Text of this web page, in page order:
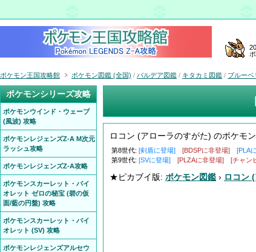
ロコン (アローラのすがた) のポケモ
第8世代: [剣盾に登場] [BDSPに非登場]
[PLA
第9世代: [SVに登場] [PLZAに非登場] [チャン
★ピカブイ版: ポケモン図鑑 › ロコン
ポケモン王国攻略館 ポケモン図鑑 (全国) / パルデア図鑑 / キタカミ図鑑 / ブルーベ
ポケモンシリーズ攻略
ポケモンウインド・ウェーブ
(風波) 攻略
ポケモンレジェンズZ-A M次元
ラッシュ攻略
ポケモンレジェンズZ-A攻略
ポケモンスカーレット・バイ
オレット ゼロの秘宝 (碧の仮
面/藍の円盤) 攻略
ポケモンスカーレット・バイ
オレット (SV) 攻略
ポケモンレジェンズアルセウ